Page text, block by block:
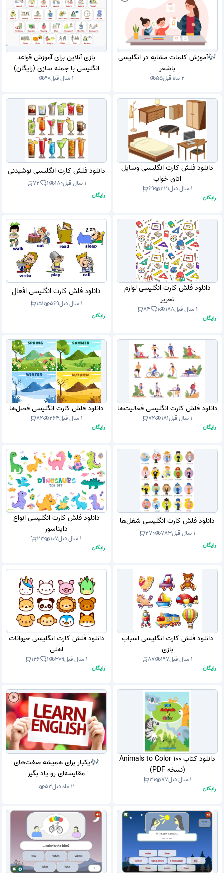
🎶آموزش کلمات مشابه در انگلیسی
باشعر
2 ماه قبل 55
بازی آنلاین برای آموزش قواعد
انگلیسی با جمله سازی (رایگان)
1 سال قبل 90
دانلود فلش کارت انگلیسی وسایل
اتاق خواب
1 سال قبل 221
69
رایگان
دانلود فلش کارت انگلیسی نوشیدنی
1 سال قبل 180
1
72
رایگان
دانلود فلش کارت انگلیسی لوازم
تحریر
1 سال قبل 188
1
84
رایگان
دانلود فلش کارت انگلیسی افعال
1 سال قبل 569
151
رایگان
دانلود فلش کارت انگلیسی فعالیت‌ها
1 سال قبل 181
72
رایگان
دانلود فلش کارت انگلیسی فصل‌ها
1 سال قبل 264
82
رایگان
دانلود فلش کارت انگلیسی شغل‌ها
1 سال قبل 783
270
رایگان
دانلود فلش کارت انگلیسی انواع
دایناسور
1 سال قبل 107
23
رایگان
دانلود فلش کارت انگلیسی اسباب
بازی
1 سال قبل 197
87
رایگان
دانلود فلش کارت انگلیسی حیوانات
اهلی
1 سال قبل 309
1
146
رایگان
دانلود کتاب 100 Animals to Color
(نسخه PDF)
1 سال قبل 77
31
رایگان
🎶یکبار برای همیشه صفت‌های
مقایسه‌ای رو یاد بگیر
2 ماه قبل 53